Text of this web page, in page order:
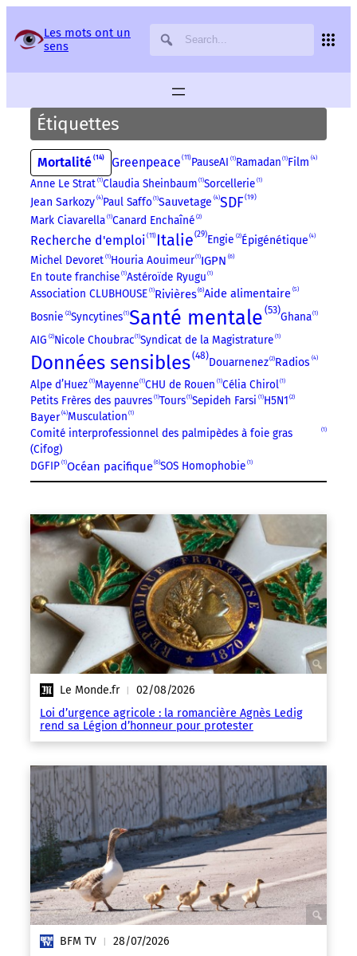
Les mots ont un
sens
Étiquettes
Mortalité 14 Greenpeace 11 PauseAI 1 Ramadan 1 Film 4
Anne Le Strat 1 Claudia Sheinbaum 1 Sorcellerie 1
Jean Sarkozy 4 Paul Saffo 1 Sauvetage 4 SDF 19
Mark Ciavarella 1 Canard Enchaîné 2
Recherche d'emploi 11 Italie 29 Engie 2 Épigénétique 4
Michel Devoret 1 Houria Aouimeur 1 IGPN 6
En toute franchise 1 Astéroïde Ryugu 1
Association CLUBHOUSE 1 Rivières 6 Aide alimentaire 5
Bosnie 2 Syncytines 1 Santé mentale 53
Ghana 1
AIG 2 Nicole Choubrac 1 Syndicat de la Magistrature 1
Données sensibles 48 Douarnenez 2 Radios 4
Alpe d’Huez 1 Mayenne 1 CHU de Rouen 1 Célia Chirol 1
Petits Frères des pauvres 1 Tours 1 Sepideh Farsi 1 H5N1 2
Bayer 4 Musculation 1
Comité interprofessionnel des palmipèdes à foie gras
(Cifog)
1
DGFIP 1 Océan pacifique 6 SOS Homophobie 1
Le Monde.fr | 02/08/2026
Loi d’urgence agricole : la romancière Agnès Ledig
rend sa Légion d’honneur pour protester
BFM TV | 28/07/2026
Panneau de gestion des services